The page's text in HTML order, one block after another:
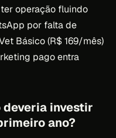
operação fluindo
por falta de
Básico (R$ 169/mês)
pago entra
investir
ano?